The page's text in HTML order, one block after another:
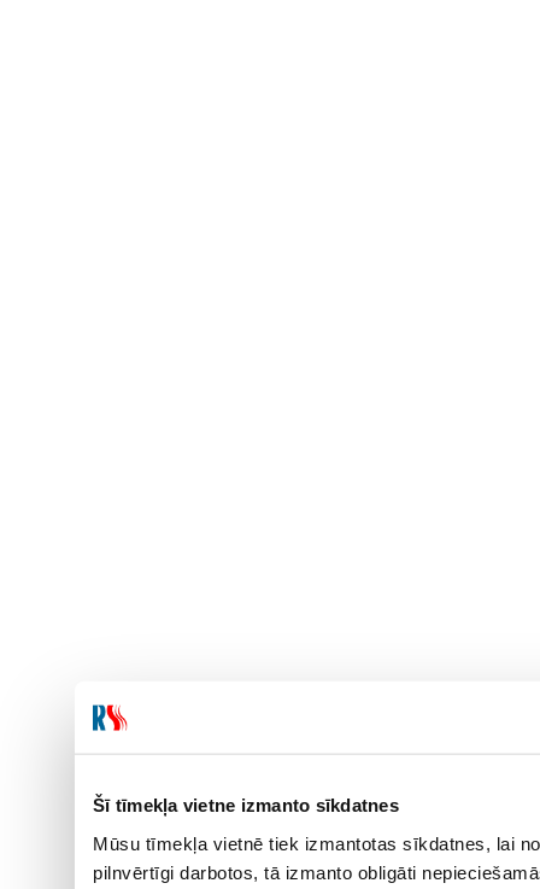
Šī tīmekļa vietne izmanto sīkdatnes
Mūsu tīmekļa vietnē tiek izmantotas sīkdatnes, lai
pilnvērtīgi darbotos, tā izmanto obligāti